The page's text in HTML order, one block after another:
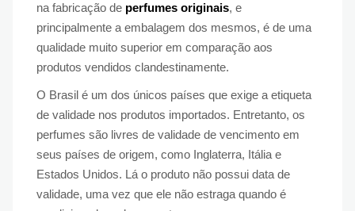
na fabricação de perfumes originais, e
principalmente a embalagem dos mesmos, é de uma
qualidade muito superior em comparação aos
produtos vendidos clandestinamente.
O Brasil é um dos únicos países que exige a etiqueta
de validade nos produtos importados. Entretanto, os
perfumes são livres de validade de vencimento em
seus países de origem, como Inglaterra, Itália e
Estados Unidos. Lá o produto não possui data de
validade, uma vez que ele não estraga quando é